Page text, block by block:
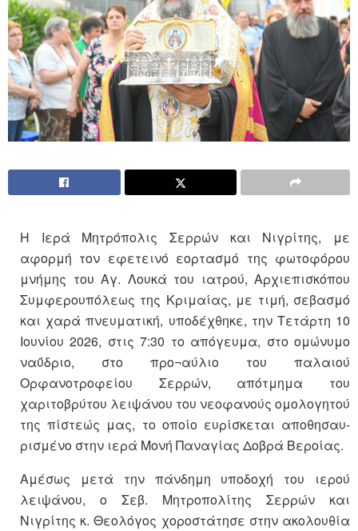
Η Ιερά Μητρόπολις Σερρών και Νιγρίτης, με
αφορμή τον εφετεινό εορτασμό της φωτοφόρου
μνήμης του Αγ. Λουκά του ιατρού, Αρχιεπισκόπου
Συμφερουπόλεως της Κριμαίας, με τιμή, σεβασμό
και χαρά πνευματική, υποδέχθηκε, την Τετάρτη 10
Ιουνίου 2026, στις 7:30 το απόγευμα, στο ομώνυμο
ναΰδριο, στο προ¬αύλιο του παλαιού
Ορφανοτροφείου Σερρών, απότμημα του
χαριτοβρύτου λειψάνου του νεοφανούς ομολογητού
της πίστεώς μας, το οποίο ευρίσκεται αποθησαυ-
ρισμένο στην ιερά Μονή Παναγίας Δοβρά Βεροίας.
Αμέσως μετά την πάνδημη υποδοχή του ιερού
λειψάνου, ο Σεβ. Μητροπολίτης Σερρών και
Νιγρίτης κ. Θεολόγος χοροστάτησε στην ακολουθία